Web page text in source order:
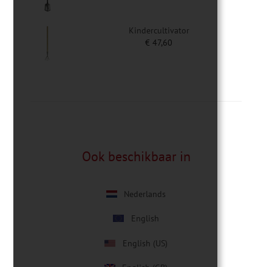
Kindercultivator
€ 47,60
Ook beschikbaar in
Nederlands
English
English (US)